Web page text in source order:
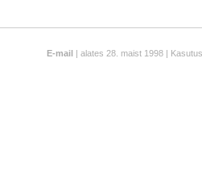
E-mail | alates 28. maist 1998 |